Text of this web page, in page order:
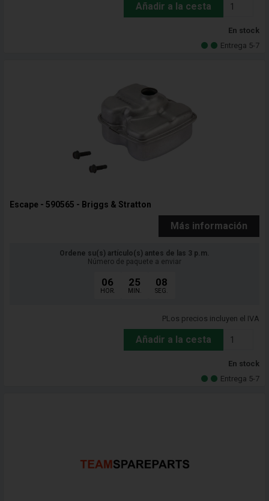
Añadir a la cesta
En stock
Entrega 5-7
Escape - 590565 - Briggs & Stratton
Más información
Ordene su(s) artículo(s) antes de las 3 p.m.
Número de paquete a enviar
06
HOR.
25
MIN.
06
SEG.
PLos precios incluyen el IVA
Añadir a la cesta
En stock
Entrega 5-7